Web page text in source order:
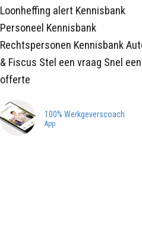
Loonheffing alert Kennisbank
Personeel Kennisbank
Rechtspersonen Kennisbank
& Fiscus Stel een vraag Snel een
offerte
100% Werkgeverscoach
App